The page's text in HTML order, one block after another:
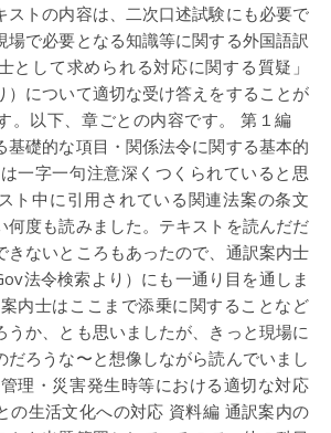
ストの内容は、二次口述試験にも必要で
場で必要となる知識等に関する外国語訳
として求められる対応に関する質疑」
）について適切な受け答えをすることが
。以下、章ごとの内容です。 第１編
基礎的な項目・関係法令に関する基本的
一字一句注意深くつくられていると思
ト中に引用されている関連法案の条文
何度も読みました。テキストを読んだだ
きないところもあったので、通訳案内士
法令検索より）にも一通り目を通しま
内士はここまで添乗に関することなど
うか、とも思いましたが、きっと現場に
だろうな〜と想像しながら読んでいまし
理・災害発生時等における適切な対応
生活文化への対応 資料編 通訳案内の